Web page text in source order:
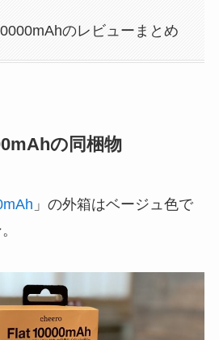
のレビューまとめ
の同梱物
」の外箱はベージュ色で